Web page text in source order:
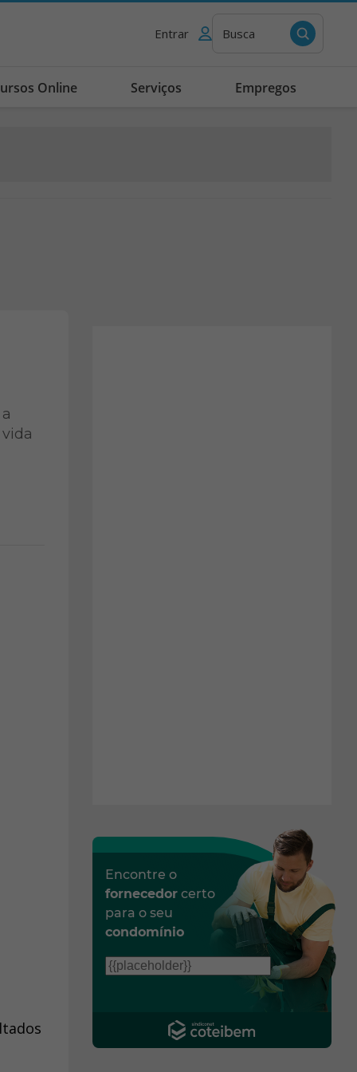
Entrar Busca
Online Serviços Empregos
Encontre o
fornecedor certo
para o seu
condomínio